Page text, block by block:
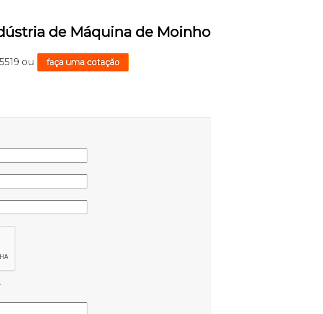
de Máquina de Moinho
ou faça uma cotação